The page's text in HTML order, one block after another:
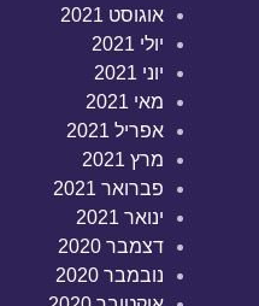
אוגוסט 2021
יולי 2021
יוני 2021
מאי 2021
אפריל 2021
מרץ 2021
פברואר 2021
ינואר 2021
דצמבר 2020
נובמבר 2020